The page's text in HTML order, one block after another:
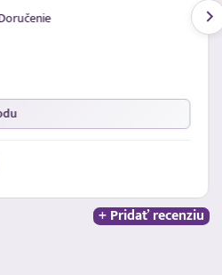
+ Pridať recenziu